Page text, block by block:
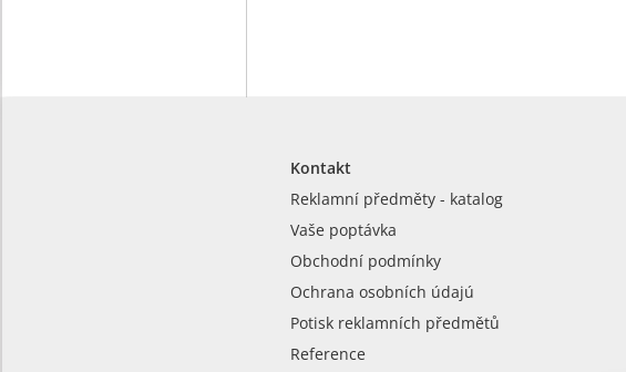
Kontakt
Reklamní předměty - katalog
Vaše poptávka
Obchodní podmínky
Ochrana osobních údajú
Potisk reklamních předmětů
Reference